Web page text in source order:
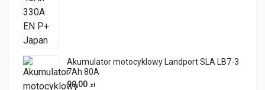
Akumulator motocyklowy Landport SLA LB7-3
7Ah 80A
99,00 zł